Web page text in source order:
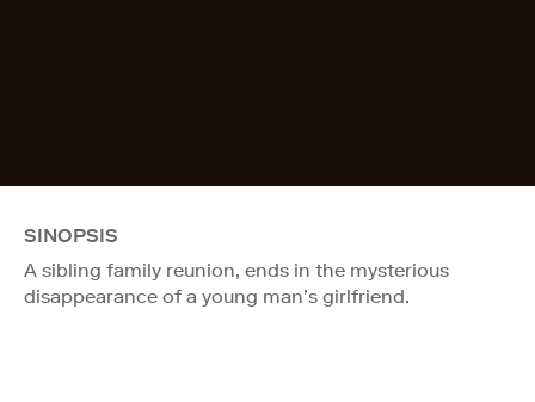
SINOPSIS
A sibling family reunion, ends in the mysterious
disappearance of a young man’s girlfriend.